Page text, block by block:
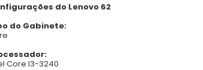
do Lenovo 62
do Gabinete:
Core I3-3240